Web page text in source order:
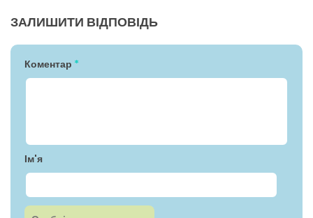
ЗАЛИШИТИ ВІДПОВІДЬ
Коментар *
Ім'я